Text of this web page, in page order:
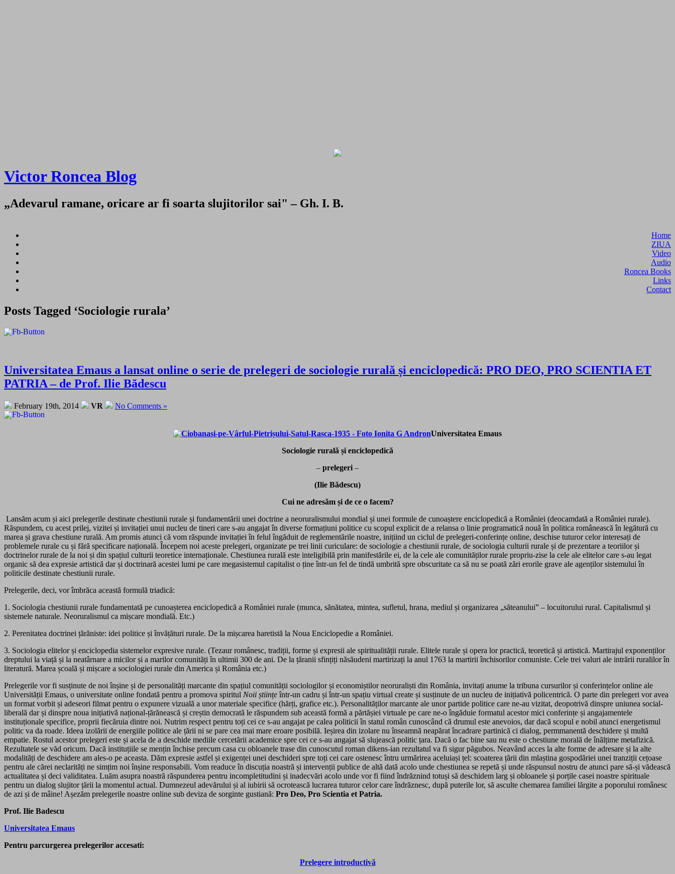
Victor Roncea Blog
„Adevarul ramane, oricare ar fi soarta slujitorilor sai" – Gh. I. B.
Home
ZIUA
Video
Audio
Roncea Books
Links
Contact
Posts Tagged ‘Sociologie rurala’
Universitatea Emaus a lansat online o serie de prelegeri de sociologie rurală și enciclopedică: PRO DEO, PRO SCIENTIA ET
PATRIA – de Prof. Ilie Bădescu
February 19th, 2014 VR No Comments »
Universitatea Emaus
Sociologie rurală și enciclopedică
– prelegeri –
(Ilie Bădescu)
Cui ne adresăm și de ce o facem?
Lansăm acum și aici prelegerile destinate chestiunii rurale și fundamentării unei doctrine a neoruralismului mondial și unei formule de cunoaștere enciclopedică a României (deocamdată a României rurale).
Răspundem, cu acest prilej, vizitei și invitației unui nucleu de tineri care s-au angajat în diverse formațiuni politice cu scopul explicit de a relansa o linie programatică nouă în politica românească în legătură cu
marea și grava chestiune rurală. Am promis atunci că vom răspunde invitației în felul îngăduit de reglementările noastre, inițiind un ciclul de prelegeri-conferințe online, deschise tuturor celor interesați de
problemele rurale cu și fără specificare națională. Începem noi aceste prelegeri, organizate pe trei linii curiculare: de sociologie a chestiunii rurale, de sociologia culturii rurale și de prezentare a teoriilor și
doctrinelor rurale de la noi și din spațiul culturii teoretice internaționale. Chestiunea rurală este inteligibilă prin manifestările ei, de la cele ale comunităților rurale propriu-zise la cele ale elitelor care s-au legat
organic să dea expresie artistică dar și doctrinară acestei lumi pe care megasistemul capitalist o ține într-un fel de tindă umbrită spre obscuritate ca să nu se poată zări erorile grave ale agenților sistemului în
politicile destinate chestiunii rurale.
Prelegerile, deci, vor îmbrăca această formulă triadică:
1. Sociologia chestiunii rurale fundamentată pe cunoașterea enciclopedică a României rurale (munca, sănătatea, mintea, sufletul, hrana, mediul și organizarea „săteanului” – locuitorului rural. Capitalismul și
sistemele naturale. Neoruralismul ca mișcare mondială. Etc.)
2. Perenitatea doctrinei țărăniste: idei politice și învățături rurale. De la mișcarea haretistă la Noua Enciclopedie a României.
3. Sociologia elitelor și enciclopedia sistemelor expresive rurale. (Tezaur românesc, tradiții, forme și expresii ale spiritualității rurale. Elitele rurale și opera lor practică, teoretică și artistică. Martirajul exponenților
dreptului la viață și la neatârnare a micilor și a marilor comunități în ultimii 300 de ani. De la țăranii sfințiți năsăudeni martirizați la anul 1763 la martirii închisorilor comuniste. Cele trei valuri ale intrării ruralilor în
literatură. Marea școală și mișcare a sociologiei rurale din America și România etc.)
Prelegerile vor fi susținute de noi înșine și de personalități marcante din spațiul comunității sociologilor și economiștilor neoruraliști din România, invitați anume la tribuna cursurilor și conferințelor online ale
Universității Emaus, o universitate online fondată pentru a promova spiritul Noii științeîntr-un cadru și într-un spațiu virtual create și susținute de un nucleu de inițiativă policentrică. O parte din prelegeri vor avea
un format vorbit și adeseori filmat pentru o expunere vizuală a unor materiale specifice (hărți, grafice etc.). Personalităților marcante ale unor partide politice care ne-au vizitat, deopotrivă dinspre uniunea social-
liberală dar și dinspre noua inițiativă național-țărănească și creștin democrată le răspundem sub această formă a părtășiei virtuale pe care ne-o îngăduie formatul acestor mici conferințe și angajamentele
instituționale specifice, proprii fiecăruia dintre noi. Nutrim respect pentru toți cei ce s-au angajat pe calea politicii în statul român cunoscând că drumul este anevoios, dar dacă scopul e nobil atunci energetismul
politic va da roade. Ideea izolării de energiile politice ale țării ni se pare cea mai mare eroare posibilă. Ieșirea din izolare nu înseamnă neapărat încadrare partinică ci dialog, permmanentă deschidere și multă
empatie. Rostul acestor prelegeri este și acela de a deschide mediile cercetării academice spre cei ce s-au angajat să slujească politic țara. Dacă o fac bine sau nu este o chestiune morală de înălțime metafizică.
Rezultatele se văd oricum. Dacă instituțiile se mențin închise precum casa cu obloanele trase din cunoscutul roman dikens-ian rezultatul va fi sigur păgubos. Neavând acces la alte forme de adresare și la alte
modalități de deschidere am ales-o pe aceasta. Dăm expresie astfel și exigenței unei deschideri spre toți cei care ostenesc întru urmărirea aceluiași țel: scoaterea țării din mlaștina gospodăriei unei tranziții cețoase
pentru ale cărei neclarități ne simțim noi înșine responsabili. Vom readuce în discuția noastră și intervenții publice de altă dată acolo unde chestiunea se repetă și unde răspunsul nostru de atunci pare să-și vădească
actualitatea și deci validitatea. Luăm asupra noastră răspunderea pentru incompletitudini și inadecvări acolo unde vor fi fiind îndrăznind totuși să deschidem larg și obloanele și porțile casei noastre spirituale
pentru un dialog slujitor țării la momentul actual. Dumnezeul adevărului și al iubirii să ocrotească lucrarea tuturor celor care îndrăznesc, după puterile lor, să asculte chemarea familiei lărgite a poporului românesc
de azi și de mâine! Așezăm prelegerile noastre online sub deviza de sorginte gustiană: Pro Deo, Pro Scientia et Patria.
Prof. Ilie Badescu
Universitatea Emaus
Pentru parcurgerea prelegerilor accesati:
Prelegere introductivă